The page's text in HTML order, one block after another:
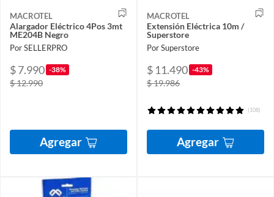
MACROTEL
Alargador Eléctrico 4Pos 3mt
ME204B Negro
Por SELLERPRO
$ 7.990 -38%
$ 12.990
Agregar
MACROTEL
Extensión Eléctrica 10m /
Superstore
Por Superstore
$ 11.490 -43%
$ 19.986
(108)
Agregar